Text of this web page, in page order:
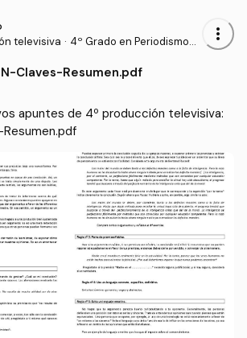
televisiva · 4º Grado en Periodismo
more_vert
Claves-Resumen.pdf
apuntes de 4º producción televisiva: